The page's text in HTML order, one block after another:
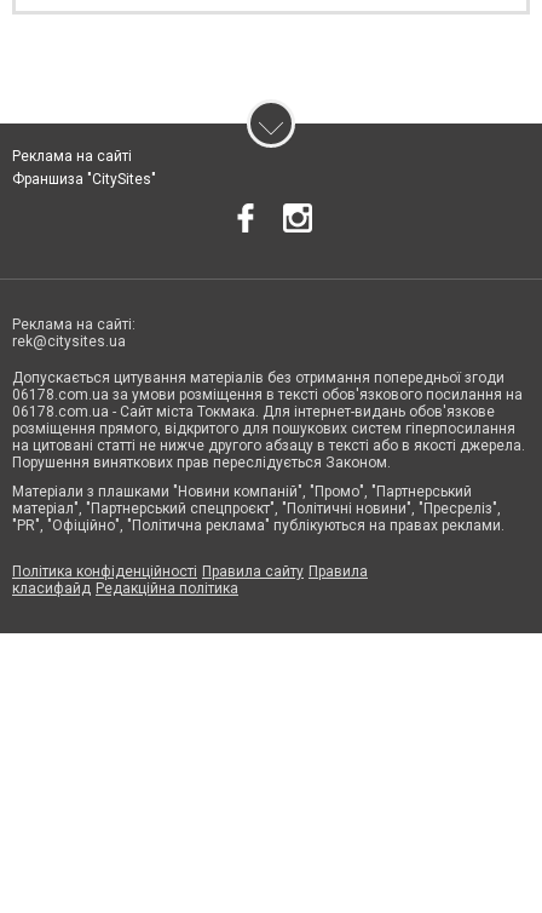
Реклама на сайті
Франшиза "CitySites"
Реклама на сайті:
rek@citysites.ua
Допускається цитування матеріалів без отримання попередньої згоди
06178.com.ua за умови розміщення в тексті обов'язкового посилання на
06178.com.ua - Сайт міста Токмака. Для інтернет-видань обов'язкове
розміщення прямого, відкритого для пошукових систем гіперпосилання
на цитовані статті не нижче другого абзацу в тексті або в якості джерела.
Порушення виняткових прав переслідується Законом.
Матеріали з плашками "Новини компаній", "Промо", "Партнерський
матеріал", "Партнерський спецпроєкт", "Політичні новини", "Пресреліз",
"PR", "Офіційно", "Політична реклама" публікуються на правах реклами.
Політика конфіденційності Правила сайту Правила
класифайд Редакційна політика